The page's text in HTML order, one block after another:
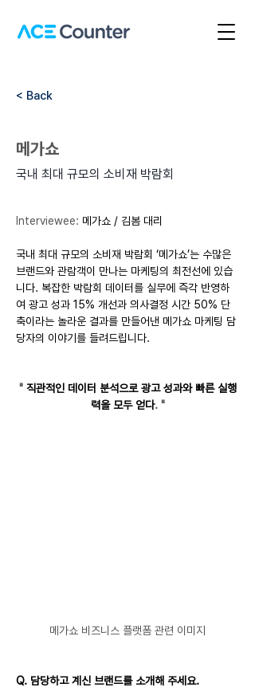
< Back
메가쇼
국내 최대 규모의 소비재 박람회
Interviewee: 메가쇼 / 김봄 대리
국내 최대 규모의 소비재 박람회 ‘메가쇼’는 수많은
브랜드와 관람객이 만나는 마케팅의 최전선에 있습
니다. 복잡한 박람회 데이터를 실무에 즉각 반영하
여 광고 성과 15% 개선과 의사결정 시간 50% 단
축이라는 놀라운 결과를 만들어낸 메가쇼 마케팅 담
당자의 이야기를 들려드립니다.
" 직관적인 데이터 분석으로 광고 성과와 빠른 실행
력을 모두 얻다. "
메가쇼 비즈니스 플랫폼 관련 이미지
Q. 담당하고 계신 브랜드를 소개해 주세요.